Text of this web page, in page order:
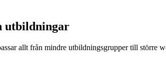
utbildningar
allt från mindre utbildningsgrupper till